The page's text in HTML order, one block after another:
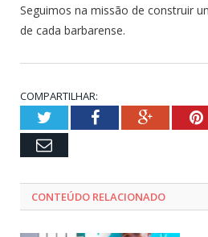
Seguimos na missão de construir
de cada barbarense.
COMPARTILHAR:
TwitterFacebookGoogle+
Email
CONTEÚDO RELACIONADO